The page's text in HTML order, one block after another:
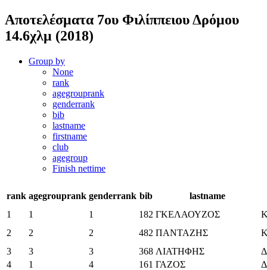
Αποτελέσματα 7ου Φιλίππειου Δρόμου
14.6χλμ (2018)
Group by
None
rank
agegrouprank
genderrank
bib
lastname
firstname
club
agegroup
Finish nettime
rank agegrouprank genderrank bib
lastname
1
1 1 182 ΓΚΕΛΑΟΥΖΟΣ
2
2 2 482 ΠΑΝΤΑΖΗΣ
3
3 3 368 ΛΙΑΤΗΦΗΣ
4
1 4 161 ΓΑΖΟΣ